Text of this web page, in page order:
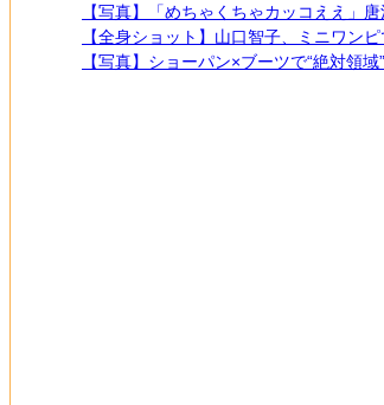
【写真】「めちゃくちゃカッコええ」
【全身ショット】山口智子、ミニワン
【写真】ショーパン×ブーツで“絶対領